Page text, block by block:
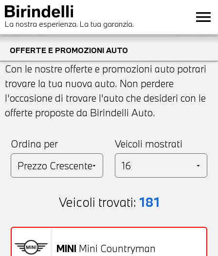
La nostra esperienza. La tua garanzia. menu
OFFERTE E PROMOZIONI AUTO
Con le nostre offerte e promozioni auto potrari
trovare la tua nuova auto. Non perdere
l'occasione di trovare l'auto che desideri con le
offerte proposte da Birindelli Auto.
Ordina per Veicoli mostrati
Veicoli trovati: 181
MINI Mini Countryman